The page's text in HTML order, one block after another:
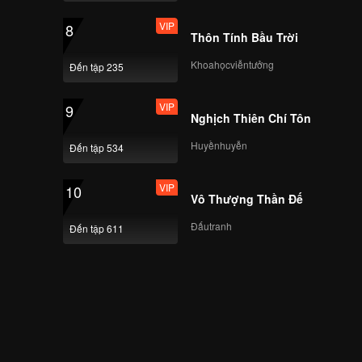
8
Đến tập 235
VIP
Thôn Tính Bầu Trời
Khoahọcviễntưởng
9
Đến tập 534
VIP
Nghịch Thiên Chí Tôn
Huyềnhuyễn
10
Đến tập 611
VIP
Vô Thượng Thần Đế
Đấutranh